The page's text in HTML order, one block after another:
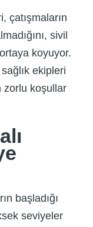
çatışmaların
sivil
koyuyor.
ekipleri
zorlu koşullar
başladığı
seviyeler